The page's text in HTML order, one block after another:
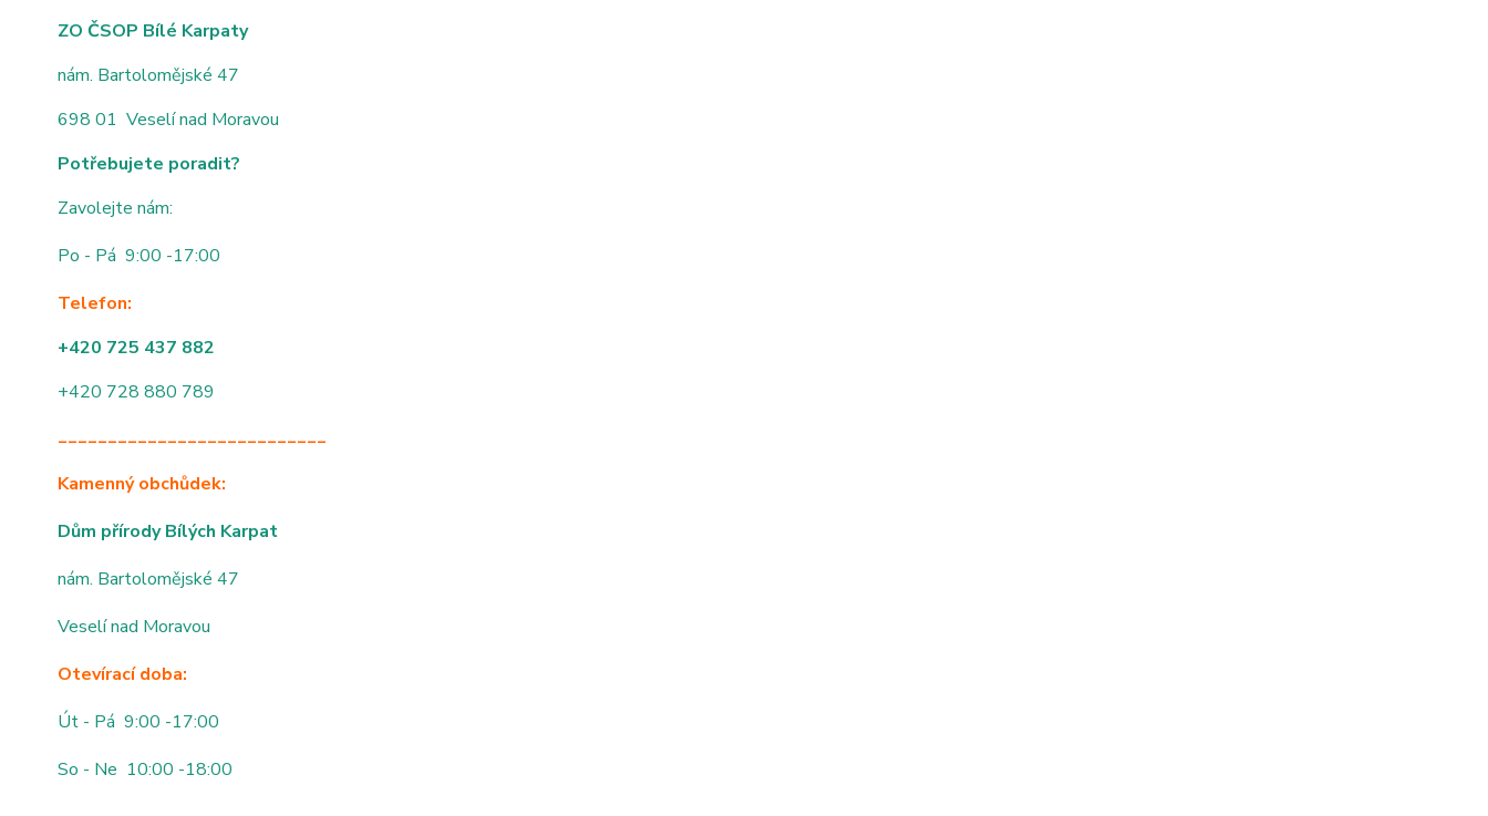
ZO ČSOP Bílé Karpaty
nám. Bartolomějské 47
698 01 Veselí nad Moravou
Potřebujete poradit?
Zavolejte nám:
Po - Pá 9:00 -17:00
Telefon:
+420 725 437 882
+420 728 880 789
___________________________
Kamenný obchůdek:
Dům přírody Bílých Karpat
nám. Bartolomějské 47
Veselí nad Moravou
Otevírací doba:
Út - Pá 9:00 -17:00
So - Ne 10:00 -18:00